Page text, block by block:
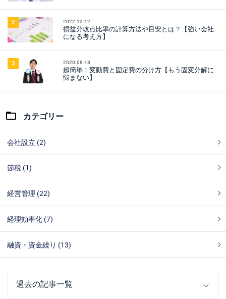
2 2022.12.12
損益分岐点比率の計算方法や目安とは？【強い会社
になる考え方】
3 2020.08.18
超簡単！変動費と固定費の分け方【もう固変分解に
悩まない】
カテゴリー
会社設立 (2)
節税 (1)
経営管理 (22)
経理効率化 (7)
融資・資金繰り (13)